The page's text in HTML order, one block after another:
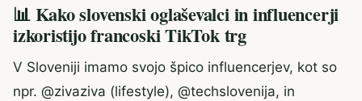
📊 Kako slovenski oglaševalci in influencerji
izkoristijo francoski TikTok trg
V Sloveniji imamo svojo špico influencerjev, kot so
npr. @zivaziva (lifestyle), @techslovenija, in